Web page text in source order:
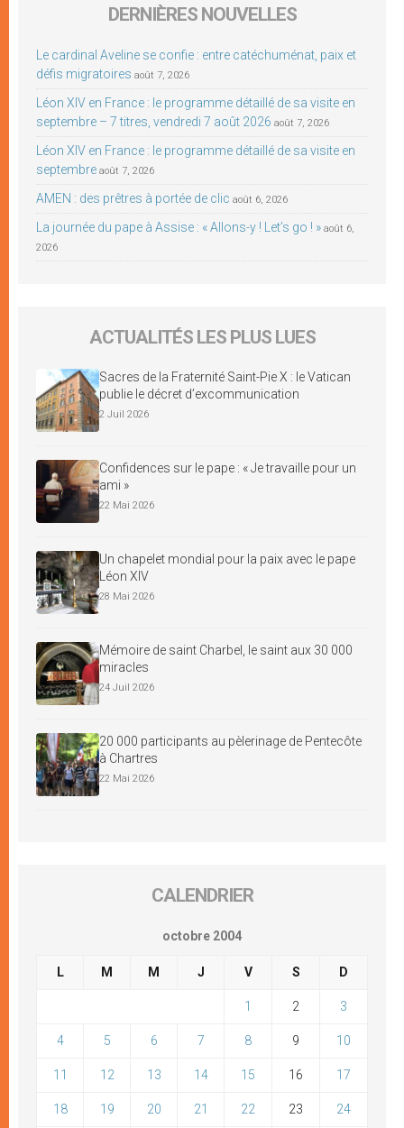
DERNIÈRES NOUVELLES
Le cardinal Aveline se confie : entre catéchuménat, paix et
défis migratoires août 7, 2026
Léon XIV en France : le programme détaillé de sa visite en
septembre – 7 titres, vendredi 7 août 2026 août 7, 2026
Léon XIV en France : le programme détaillé de sa visite en
septembre août 7, 2026
AMEN : des prêtres à portée de clic août 6, 2026
La journée du pape à Assise : « Allons-y ! Let’s go ! » août 6,
2026
ACTUALITÉS LES PLUS LUES
Sacres de la Fraternité Saint-Pie X : le Vatican
publie le décret d’excommunication
2 Juil 2026
Confidences sur le pape : « Je travaille pour un
ami »
22 Mai 2026
Un chapelet mondial pour la paix avec le pape
Léon XIV
28 Mai 2026
Mémoire de saint Charbel, le saint aux 30 000
miracles
24 Juil 2026
20 000 participants au pèlerinage de Pentecôte
à Chartres
22 Mai 2026
CALENDRIER
octobre 2004
L M M J V S D
1 2 3
4 5 6 7 8 9 10
11 12 13 14 15 16 17
18 19 20 21 22 23 24